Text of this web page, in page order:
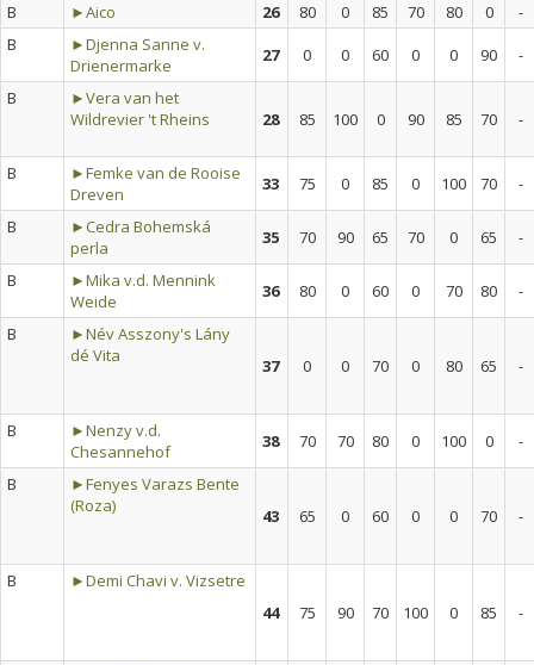
B
►Aico 26 80 0 85 70 80 0
-
B
►Djenna Sanne v.
Drienermarke
27 0 0 60 0 0 90
-
B
►Vera van het
Wildrevier 't Rheins
28 85 100 0 90 85 70 -
B
►Femke van de Rooise
Dreven
33 75 0 85 0 100 70
-
B
►Cedra Bohemská
perla
35 70 90 65 70 0 65
-
B
►Mika v.d. Mennink
Weide
36 80 0 60 0 70 80
-
B
►Név Asszony's Lány
dé Vita
37 0 0 70 0 80 65 -
B
►Nenzy v.d.
Chesannehof
38 70 70 80 0 100 0
-
B
►Fenyes Varazs Bente
(Roza)
43 65 0 60 0 0 70 -
B
►Demi Chavi v. Vizsetre
44
75 90 70 100 0 85 -